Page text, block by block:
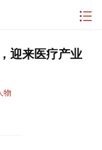
迎来医疗产业
物